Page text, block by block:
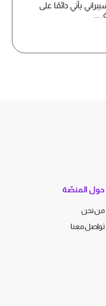
يأتي دائمًا على
حول المنصّة
من نحن
تواصل معنا